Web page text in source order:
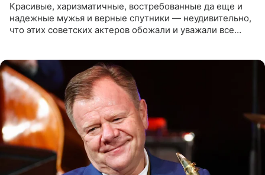
Красивые, харизматичные, востребованные да еще и
надежные мужья и верные спутники — неудивительно,
что этих советских актеров обожали и уважали все